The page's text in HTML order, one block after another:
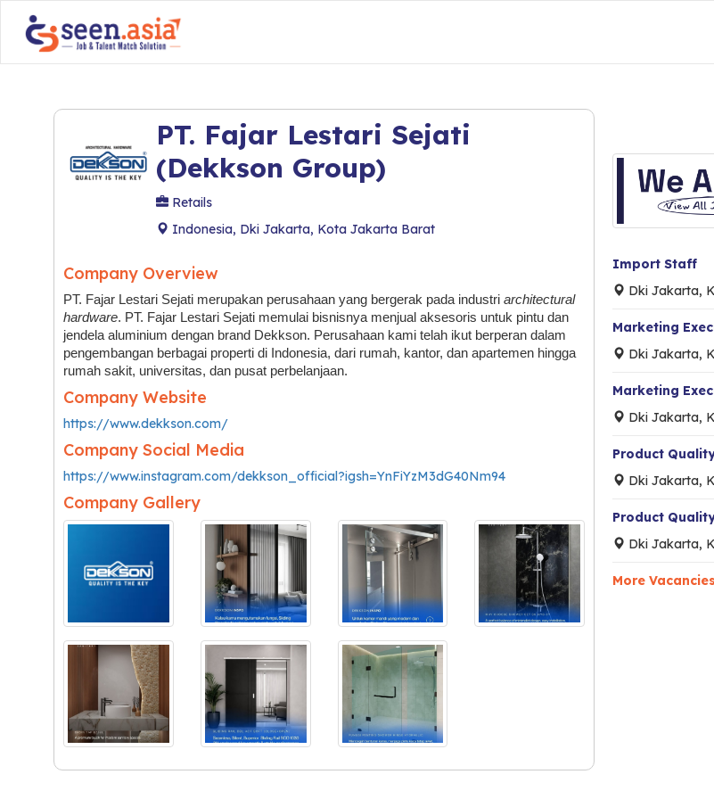
PT. Fajar Lestari Sejati
(Dekkson Group)
Retails
Indonesia, Dki Jakarta, Kota Jakarta Barat
Company Overview
PT. Fajar Lestari Sejati merupakan perusahaan yang bergerak pada industri architectural
hardware. PT. Fajar Lestari Sejati memulai bisnisnya menjual aksesoris untuk pintu dan
jendela aluminium dengan brand Dekkson. Perusahaan kami telah ikut berperan dalam
pengembangan berbagai properti di Indonesia, dari rumah, kantor, dan apartemen hingga
rumah sakit, universitas, dan pusat perbelanjaan.
Company Website
https://www.dekkson.com/
Company Social Media
https://www.instagram.com/dekkson_official?igsh=YnFiYzM3dG40Nm94
Company Gallery
Import Staff
Dki Jakarta,
Marketing
Dki Jakarta,
Marketing
Dki Jakarta,
Product
Dki Jakarta,
Product
Dki Jakarta,
More